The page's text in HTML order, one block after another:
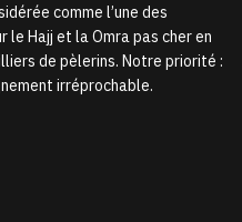
comme l’une des
Hajj et la Omra pas cher en
de pèlerins. Notre priorité :
irréprochable.